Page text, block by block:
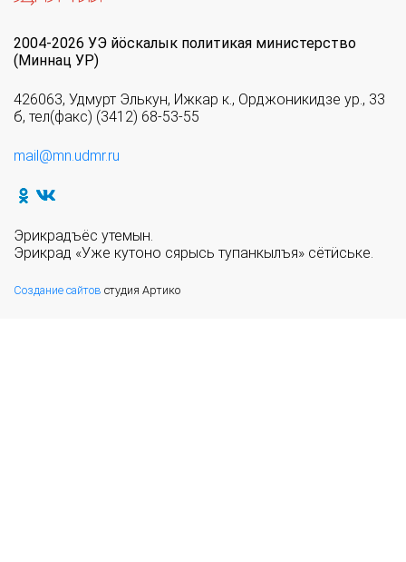
2004-2026 УЭ йöскалык политикая министерство
(Миннац УР)
426063, Удмурт Элькун, Ижкар к., Орджоникидзе ур., 33
б, тел(факс) (3412) 68-53-55
mail@mn.udmr.ru
Эрикрадъёс утемын.
Эрикрад «Уже кутоно сярысь тупанкылъя» сётӥське.
Создание сайтов студия Артико